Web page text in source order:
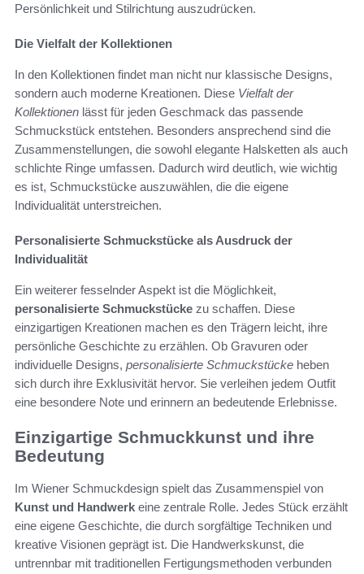
Persönlichkeit und Stilrichtung auszudrücken.
Die Vielfalt der Kollektionen
In den Kollektionen findet man nicht nur klassische Designs,
sondern auch moderne Kreationen. Diese Vielfalt der
Kollektionen lässt für jeden Geschmack das passende
Schmuckstück entstehen. Besonders ansprechend sind die
Zusammenstellungen, die sowohl elegante Halsketten als auch
schlichte Ringe umfassen. Dadurch wird deutlich, wie wichtig
es ist, Schmuckstücke auszuwählen, die die eigene
Individualität unterstreichen.
Personalisierte Schmuckstücke als Ausdruck der
Individualität
Ein weiterer fesselnder Aspekt ist die Möglichkeit,
personalisierte Schmuckstücke zu schaffen. Diese
einzigartigen Kreationen machen es den Trägern leicht, ihre
persönliche Geschichte zu erzählen. Ob Gravuren oder
individuelle Designs, personalisierte Schmuckstücke heben
sich durch ihre Exklusivität hervor. Sie verleihen jedem Outfit
eine besondere Note und erinnern an bedeutende Erlebnisse.
Einzigartige Schmuckkunst und ihre
Bedeutung
Im Wiener Schmuckdesign spielt das Zusammenspiel von
Kunst und Handwerk eine zentrale Rolle. Jedes Stück erzählt
eine eigene Geschichte, die durch sorgfältige Techniken und
kreative Visionen geprägt ist. Die Handwerkskunst, die
untrennbar mit traditionellen Fertigungsmethoden verbunden